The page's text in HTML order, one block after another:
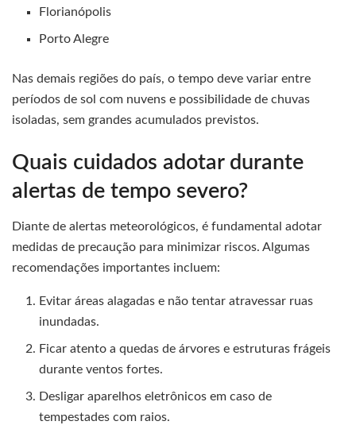
Florianópolis
Porto Alegre
Nas demais regiões do país, o tempo deve variar entre
períodos de sol com nuvens e possibilidade de chuvas
isoladas, sem grandes acumulados previstos.
Quais cuidados adotar durante
alertas de tempo severo?
Diante de alertas meteorológicos, é fundamental adotar
medidas de precaução para minimizar riscos. Algumas
recomendações importantes incluem:
Evitar áreas alagadas e não tentar atravessar ruas
inundadas.
Ficar atento a quedas de árvores e estruturas frágeis
durante ventos fortes.
Desligar aparelhos eletrônicos em caso de
tempestades com raios.